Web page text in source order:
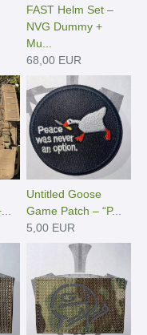
FAST Helm Set –
NVG Dummy +
Mu...
68,00 EUR
Untitled Goose
Game Patch – “P...
5,00 EUR